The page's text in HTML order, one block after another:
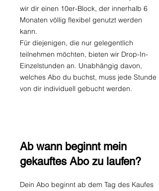
wir dir einen 10er-Block, der innerhalb 6
Monaten völlig flexibel genutzt werden
kann.
Für diejenigen, die nur gelegentlich
teilnehmen möchten, bieten wir Drop-In-
Einzelstunden an. Unabhängig davon,
welches Abo du buchst, muss jede Stunde
von dir individuell gebucht werden.
Ab wann beginnt mein
gekauftes Abo zu laufen?
Dein Abo beginnt ab dem Tag des Kaufes